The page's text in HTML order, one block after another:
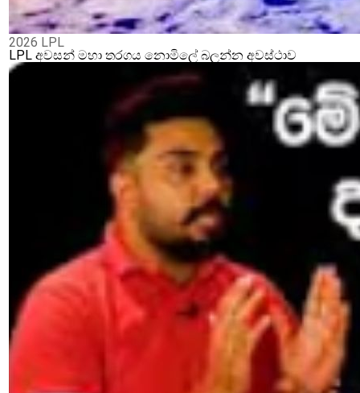
2026 LPL
LPL අවසන් මහා තරගය නොමිලේ බලන්න අවස්ථාව